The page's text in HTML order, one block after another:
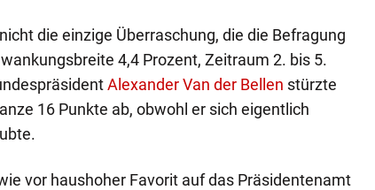
die einzige Überraschung, die die Befragung
4,4 Prozent, Zeitraum 2. bis 5.
Alexander Van der Bellen stürzte
16 Punkte ab, obwohl er sich eigentlich
vor haushoher Favorit auf das Präsidentenamt